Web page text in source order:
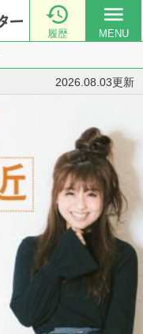

履歴
menu
MENU
2026.08.03更新